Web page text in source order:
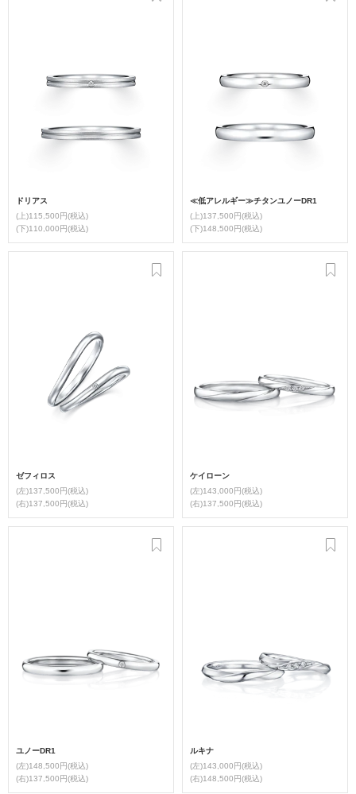
ドリアス
(上)115,500円(税込)
(下)110,000円(税込)
≪低アレルギー≫チタンユノーDR1
(上)137,500円(税込)
(下)148,500円(税込)
ゼフィロス
(左)137,500円(税込)
(右)137,500円(税込)
ケイローン
(左)143,000円(税込)
(右)137,500円(税込)
ユノーDR1
(左)148,500円(税込)
(右)137,500円(税込)
ルキナ
(左)143,000円(税込)
(右)148,500円(税込)